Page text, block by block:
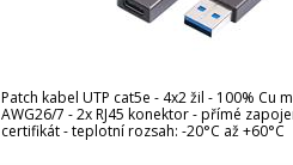
Patch kabel UTP cat5e - 4x2 žil - 100% Cu
AWG26/7 - 2x RJ45 konektor - přímé
certifikát - teplotní rozsah: -20°C až +60°C